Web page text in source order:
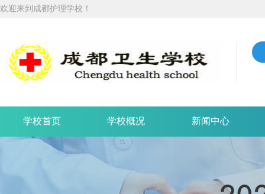
欢迎来到成都护理学校！
学校首页 学校概况 新闻中心